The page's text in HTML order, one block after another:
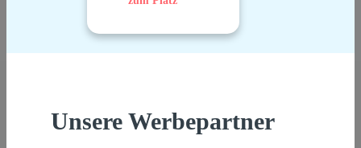
Unsere Werbepartner